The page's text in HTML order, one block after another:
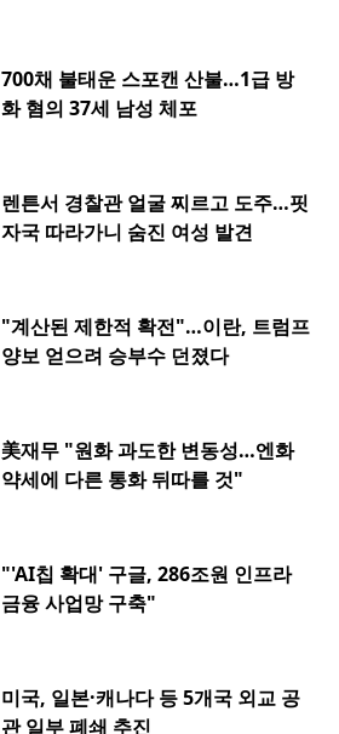
700채 불태운 스포캔 산불…1급 방
화 혐의 37세 남성 체포
렌튼서 경찰관 얼굴 찌르고 도주…핏
자국 따라가니 숨진 여성 발견
"계산된 제한적 확전"…이란, 트럼프
양보 얻으려 승부수 던졌다
美재무 "원화 과도한 변동성…엔화
약세에 다른 통화 뒤따를 것"
"'AI칩 확대' 구글, 286조원 인프라
금융 사업망 구축"
미국, 일본·캐나다 등 5개국 외교 공
관 일부 폐쇄 추진